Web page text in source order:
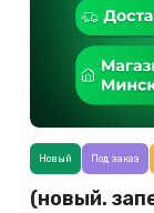
(новый.
Новый Под заказ